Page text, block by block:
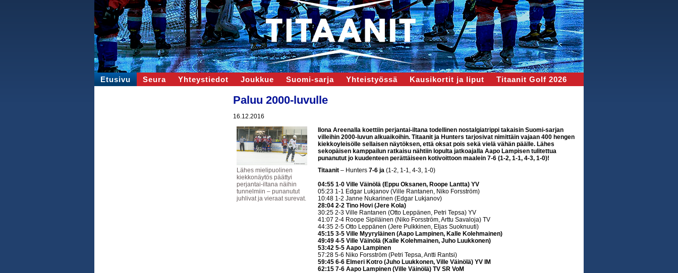
Etusivu Seura Yhteystiedot Joukkue Suomi-sarja Yhteistyössä Kausikortit ja liput Titaanit Golf 2026
Paluu 2000-luvulle
16.12.2016
Lähes mielipuolinen
kiekkonäytös päättyi
perjantai-iltana näihin
tunnelmiin – punanutut
juhlivat ja vieraat surevat.
Ilona Areenalla koettiin perjantai-iltana todellinen nostalgiatrippi takaisin Suomi-sarjan
villeihin 2000-luvun alkuaikoihin. Titaanit ja Hunters tarjosivat nimittäin vajaan 400 hengen
kiekkoyleisölle sellaisen näytöksen, että oksat pois sekä vielä vähän päälle. Lähes
sekopäisen kamppailun ratkaisu nähtiin lopulta jatkoajalla Aapo Lampisen tulitettua
punanutut jo kuudenteen perättäiseen kotivoittoon maalein 7-6 (1-2, 1-1, 4-3, 1-0)!
Titaanit – Hunters 7-6 ja (1-2, 1-1, 4-3, 1-0)
04:55 1-0 Ville Väinölä (Eppu Oksanen, Roope Lantta) YV
05:23 1-1 Edgar Lukjanov (Ville Rantanen, Niko Forsström)
10:48 1-2 Janne Nukarinen (Edgar Lukjanov)
28:04 2-2 Tino Hovi (Jere Kola)
30:25 2-3 Ville Rantanen (Otto Leppänen, Petri Tepsa) YV
41:07 2-4 Roope Sipiläinen (Niko Forsström, Arttu Savaloja) TV
44:35 2-5 Otto Leppänen (Jere Pulkkinen, Eljas Suoknuuti)
45:15 3-5 Ville Myyryläinen (Aapo Lampinen, Kalle Kolehmainen)
49:49 4-5 Ville Väinölä (Kalle Kolehmainen, Juho Luukkonen)
53:42 5-5 Aapo Lampinen
57:28 5-6 Niko Forsström (Petri Tepsa, Antti Rantsi)
59:45 6-6 Elmeri Kotro (Juho Luukkonen, Ville Väinölä) YV IM
62:15 7-6 Aapo Lampinen (Ville Väinölä) TV SR VoM